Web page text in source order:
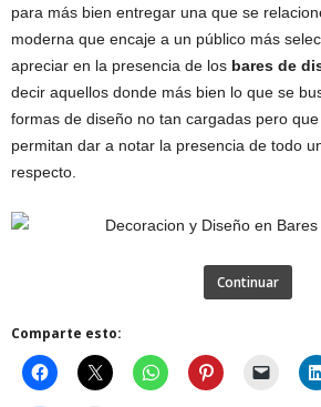
para más bien entregar una que se
moderna que encaje a un público más
apreciar en la presencia de los bares de
decir aquellos donde más bien lo que se
formas de diseño no tan cargadas pero
permitan dar a notar la presencia de todo
respecto.
Continuar
Comparte esto: